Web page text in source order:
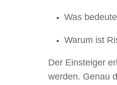
Was
Warum ist
Der Einsteiger
werden. Genau